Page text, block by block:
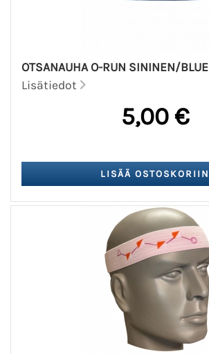
OTSANAUHA O-RUN SININEN/BLUE
Lisätiedot
5,00 €